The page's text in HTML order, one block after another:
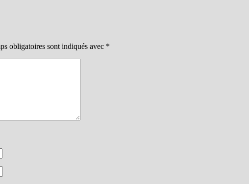
obligatoires sont indiqués avec *